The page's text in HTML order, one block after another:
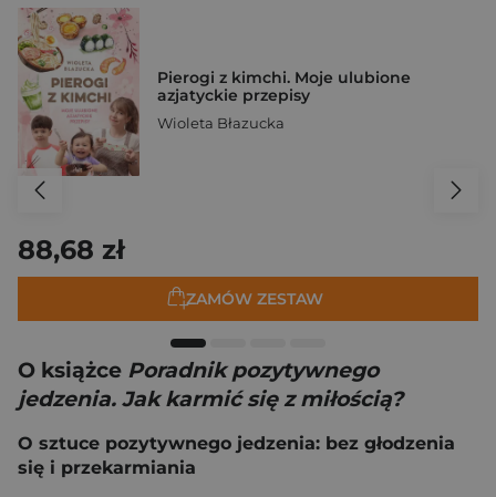
Pierogi z kimchi. Moje ulubione
azjatyckie przepisy
Wioleta Błazucka
88,68 zł
ZAMÓW ZESTAW
O książce Poradnik pozytywnego
jedzenia. Jak karmić się z miłością?
O sztuce pozytywnego jedzenia: bez głodzenia
się i przekarmiania